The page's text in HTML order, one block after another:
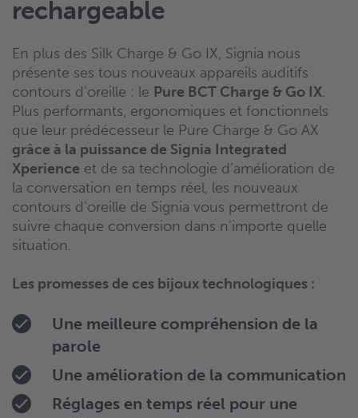
rechargeable
En plus des Silk Charge & Go IX, Signia nous
présente ses tous nouveaux appareils auditifs
contours d’oreille : le Pure BCT Charge & Go IX.
Plus performants, ergonomiques et fonctionnels
que leur prédécesseur le Pure Charge & Go AX
grâce à la puissance de Signia Integrated
Xperience et de sa technologie d’amélioration de
la conversation en temps réel, les nouveaux
contours d’oreille de Signia vous permettront de
suivre chaque conversion dans n’importe quelle
situation.
Les promesses de ces bijoux technologiques :
Une meilleure compréhension de la
parole
Une amélioration de la communication
Réglages en temps réel pour une